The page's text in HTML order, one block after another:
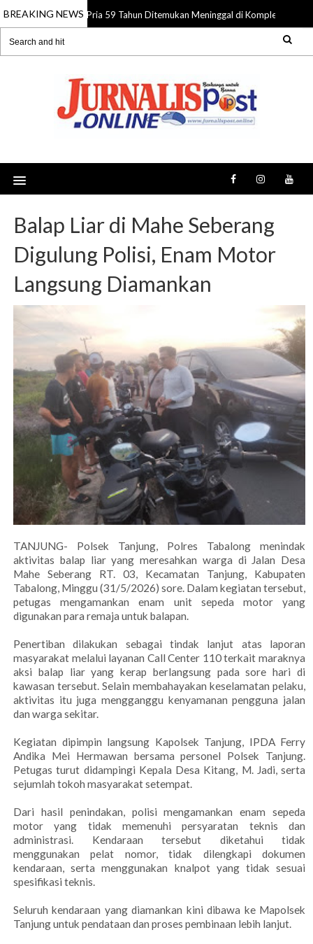
BREAKING NEWS
08 Aug 2026 Pria 59 Tahun Ditemukan Meninggal di Komplek Pasar
Balap Liar di Mahe Seberang
Digulung Polisi, Enam Motor
Langsung Diamankan
TANJUNG- Polsek Tanjung, Polres Tabalong menindak
aktivitas balap liar yang meresahkan warga di Jalan Desa
Mahe Seberang RT. 03, Kecamatan Tanjung, Kabupaten
Tabalong, Minggu (31/5/2026) sore. Dalam kegiatan tersebut,
petugas mengamankan enam unit sepeda motor yang
digunakan para remaja untuk balapan.
Penertiban dilakukan sebagai tindak lanjut atas laporan
masyarakat melalui layanan Call Center 110 terkait maraknya
aksi balap liar yang kerap berlangsung pada sore hari di
kawasan tersebut. Selain membahayakan keselamatan pelaku,
aktivitas itu juga mengganggu kenyamanan pengguna jalan
dan warga sekitar.
Kegiatan dipimpin langsung Kapolsek Tanjung, IPDA Ferry
Andika Mei Hermawan bersama personel Polsek Tanjung.
Petugas turut didampingi Kepala Desa Kitang, M. Jadi, serta
sejumlah tokoh masyarakat setempat.
Dari hasil penindakan, polisi mengamankan enam sepeda
motor yang tidak memenuhi persyaratan teknis dan
administrasi. Kendaraan tersebut diketahui tidak
menggunakan pelat nomor, tidak dilengkapi dokumen
kendaraan, serta menggunakan knalpot yang tidak sesuai
spesifikasi teknis.
Seluruh kendaraan yang diamankan kini dibawa ke Mapolsek
Tanjung untuk pendataan dan proses pembinaan lebih lanjut.